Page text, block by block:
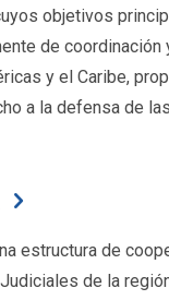
objetivos
de
y el Caribe,
a la defensa de
estructura de
de la